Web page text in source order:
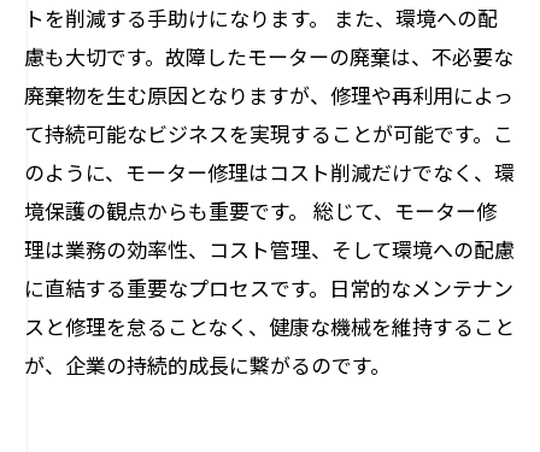
トを削減する手助けになります。 また、環境への配
慮も大切です。故障したモーターの廃棄は、不必要な
廃棄物を生む原因となりますが、修理や再利用によっ
て持続可能なビジネスを実現することが可能です。こ
のように、モーター修理はコスト削減だけでなく、環
境保護の観点からも重要です。 総じて、モーター修
理は業務の効率性、コスト管理、そして環境への配慮
に直結する重要なプロセスです。日常的なメンテナン
スと修理を怠ることなく、健康な機械を維持すること
が、企業の持続的成長に繋がるのです。